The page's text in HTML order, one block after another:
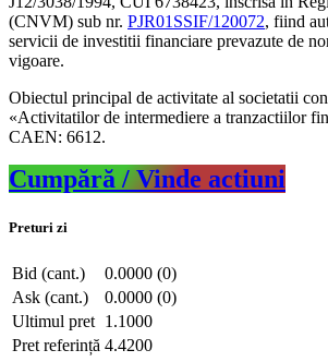
(CNVM) sub nr. PJR01SSIF/120072, fiind
servicii de investitii financiare prevazute de
vigoare.
Obiectul principal de activitate al societatii
«Activitatilor de intermediere a tranzactiilor
CAEN: 6612.
Cumpără / Vinde actiuni
Preturi zi
Bid (cant.)
0.0000 (0)
Ask (cant.)
0.0000 (0)
Ultimul pret 1.1000
Pret referință 4.4200